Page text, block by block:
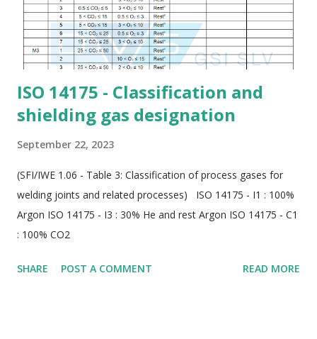
Provides a summary index of documents included. Pre-fill
standard informatio...
ISO 14175 - Classification and
shielding gas designation
September 22, 2023
(SFI/IWE 1.06 - Table 3: Classification of process gases for
welding joints and related processes) ISO 14175 - I1 : 100%
Argon ISO 14175 - I3 : 30% He and rest Argon ISO 14175 - C1
: 100% CO2
SHARE POST A COMMENT READ MORE